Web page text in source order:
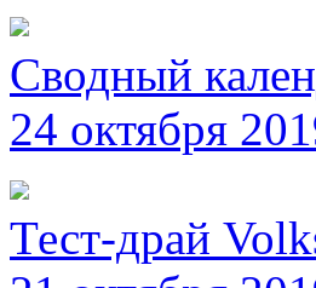
Сводный
24 октября
Тест-драй